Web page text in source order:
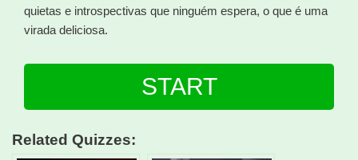
quietas e introspectivas que ninguém espera, o que é uma
virada deliciosa.
START
Related Quizzes: